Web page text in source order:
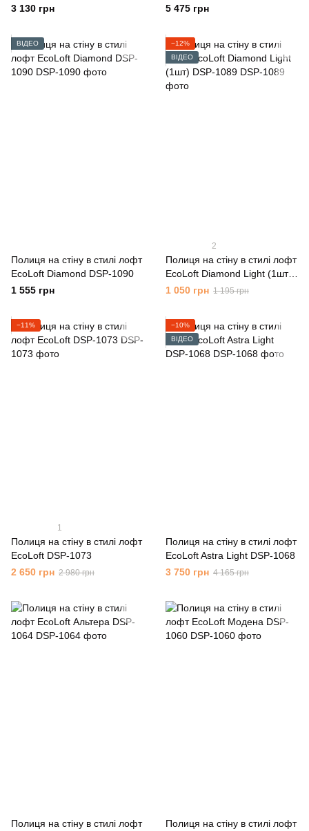
3 130 грн 5 475 грн
ВІДЕО
Полиця на стіну в стилі лофт
EcoLoft Diamond DSP-1090
1 555 грн
−12%
ВІДЕО
2
Полиця на стіну в стилі лофт
EcoLoft Diamond Light (1шт)
DSP-1089
1 050 грн 1 195 грн
−11%
1
Полиця на стіну в стилі лофт
EcoLoft DSP-1073
2 650 грн 2 980 грн
−10%
ВІДЕО
Полиця на стіну в стилі лофт
EcoLoft Astra Light DSP-1068
3 750 грн 4 165 грн
Полиця на стіну в стилі лофт
Полиця на стіну в стилі лофт